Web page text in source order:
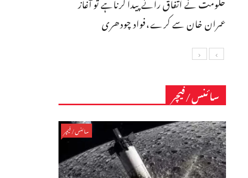
عمران خان سے کرے،فواد چودھری
سائنس/فیچر
سائنس/فیچر